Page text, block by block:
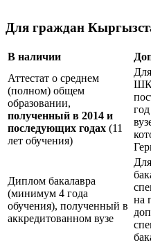
Для граждан
В наличии
Аттестат о среднем
(полном) общем
образовании,
полученный в 2014 и
последующих годах (11
лет обучения)
ШК
Диплом бакалавра
(минимум 4 года
обучения), полученный в
аккредитованном вузе
на